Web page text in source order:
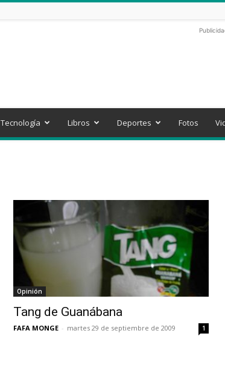
Tecnología Libros Deportes Fotos
Opinión
Tang de Guanábana
FAFA MONGE - martes 29 de septiembre de 2009 1